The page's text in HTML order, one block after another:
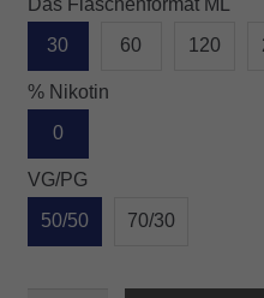
Das Flaschenformat ML
30
60 120
% Nikotin
0
VG/PG
50/50
70/30